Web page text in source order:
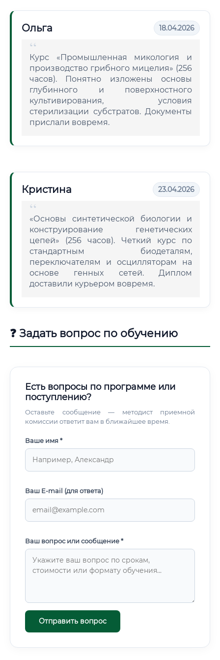
Ольга 18.04.2026
Курс «Промышленная микология и
производство грибного мицелия» (256
часов). Понятно изложены основы
глубинного и поверхностного
культивирования, условия
стерилизации субстратов. Документы
прислали вовремя.
Кристина 23.04.2026
«Основы синтетической биологии и
конструирование генетических
цепей» (256 часов). Четкий курс по
стандартным биодеталям,
переключателям и осцилляторам на
основе генных сетей. Диплом
доставили курьером вовремя.
❓ Задать вопрос по обучению
Есть вопросы по программе или
поступлению?
Оставьте сообщение — методист приемной
комиссии ответит вам в ближайшее время.
Ваше имя *
Ваш E-mail (для ответа)
Ваш вопрос или сообщение *
Отправить вопрос